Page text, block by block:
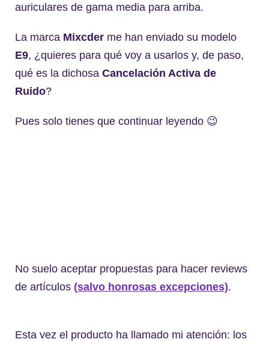
auriculares de gama media para arriba.
La marca Mixcder me han enviado su modelo
E9, ¿quieres para qué voy a usarlos y, de paso,
qué es la dichosa Cancelación Activa de
Ruido?
Pues solo tienes que continuar leyendo 😉
No suelo aceptar propuestas para hacer reviews
de artículos (salvo honrosas excepciones).
Esta vez el producto ha llamado mi atención: los